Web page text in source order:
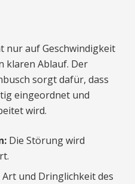
nur auf Geschwindigkeit
klaren Ablauf. Der
sorgt dafür, dass
eingeordnet und
wird.
Die Störung wird
Art und Dringlichkeit des